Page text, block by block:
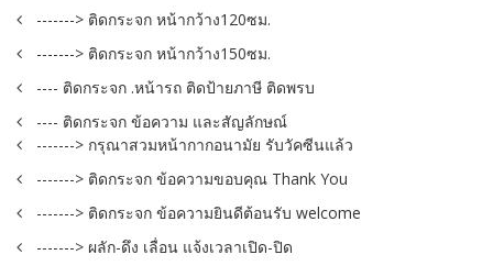
-------> ติดกระจก หน้ากว้าง120ซม.
-------> ติดกระจก หน้ากว้าง150ซม.
---- ติดกระจก .หน้ารถ ติดป้ายภาษี ติดพรบ
---- ติดกระจก ข้อความ และสัญลักษณ์
-------> กรุณาสวมหน้ากากอนามัย รับวัคซีนแล้ว
-------> ติดกระจก ข้อความขอบคุณ Thank You
-------> ติดกระจก ข้อความยินดีต้อนรับ welcome
-------> ผลัก-ดึง เลื่อน แจ้งเวลาเปิด-ปิด